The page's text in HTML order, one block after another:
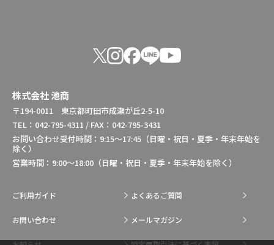
株式会社 池商
〒194-0011 東京都町田市成瀬が丘2-5-10
TEL：042-795-4311 / FAX：042-795-3431
お問い合わせ受付時間：9:15～17:45（日曜・祝日・夏季・年末年始を
除く）
営業時間：9:00～18:00（日曜・祝日・夏季・年末年始を除く）
ご利用ガイド よくあるご質問
お問い合わせ メールマガジン